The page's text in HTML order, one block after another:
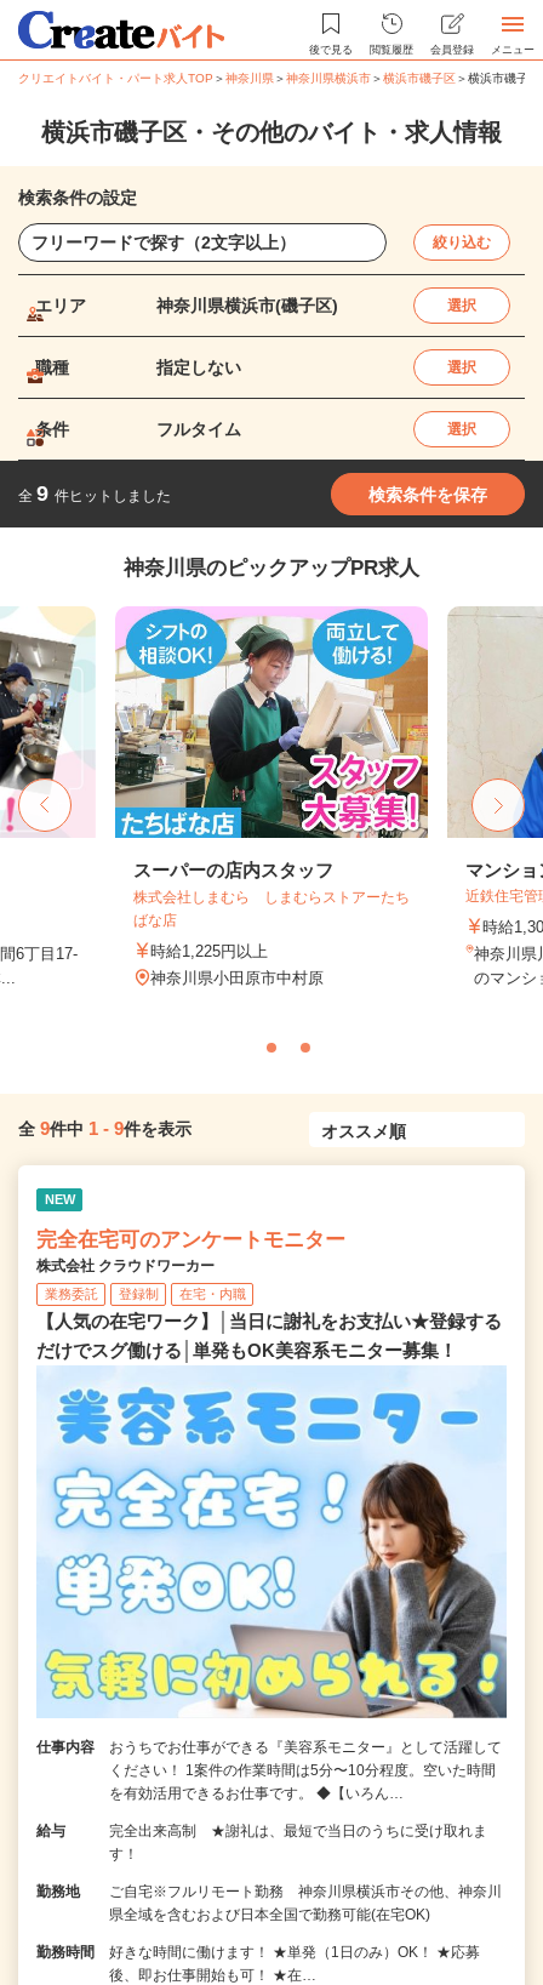
後で見る 閲覧履歴 会員登録 メニュー
クリエイトバイト・パート求人TOP ＞神奈川県＞神奈川県横浜市＞横浜市磯子区＞横浜市磯子
横浜市磯子区・その他のバイト・求人情報
検索条件の設定
絞り込む
エリア 神奈川県横浜市(磯子区) 選択
職種 指定しない 選択
条件 フルタイム 選択
全 9 件ヒットしました 検索条件を保存
神奈川県のピックアップPR求人
6丁目17-
スーパーの店内スタッフ
株式会社しまむら しまむらストアーたち
ばな店
時給1,225円以上
神奈川県小田原市中村原
マンシ
近鉄住宅
時給
神奈川県
のマンシ
全 9件中 1 - 9件を表示
NEW
完全在宅可のアンケートモニター
株式会社 クラウドワーカー
業務委託 登録制 在宅・内職
【人気の在宅ワーク】│当日に謝礼をお支払い★登録する
だけでスグ働ける│単発もOK美容系モニター募集！
仕事内容
おうちでお仕事ができる『美容系モニター』として活躍して
ください！ 1案件の作業時間は5分〜10分程度。空いた時間
を有効活用できるお仕事です。 ◆【いろん…
給与
完全出来高制 ★謝礼は、最短で当日のうちに受け取れま
す！
勤務地
ご自宅※フルリモート勤務 神奈川県横浜市その他、神奈川
県全域を含むおよび日本全国で勤務可能(在宅OK)
勤務時間
好きな時間に働けます！ ★単発（1日のみ）OK！ ★応募
後、即お仕事開始も可！ ★在…